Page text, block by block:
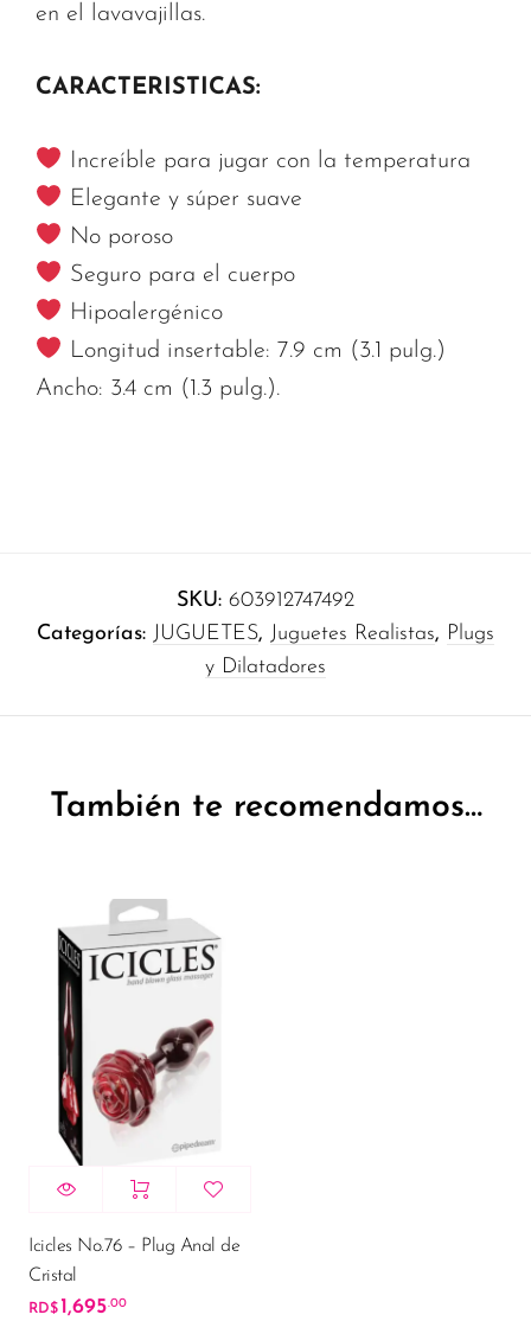
en el lavavajillas.
CARACTERISTICAS:
Increíble para jugar con la temperatura
Elegante y súper suave
No poroso
Seguro para el cuerpo
Hipoalergénico
Longitud insertable: 7.9 cm (3.1 pulg.)
Ancho: 3.4 cm (1.3 pulg.).
SKU: 603912747492
Categorías: JUGUETES, Juguetes Realistas, Plugs
y Dilatadores
También te recomendamos…
Icicles No.76 – Plug Anal de
Cristal
RD$ 1,695.00